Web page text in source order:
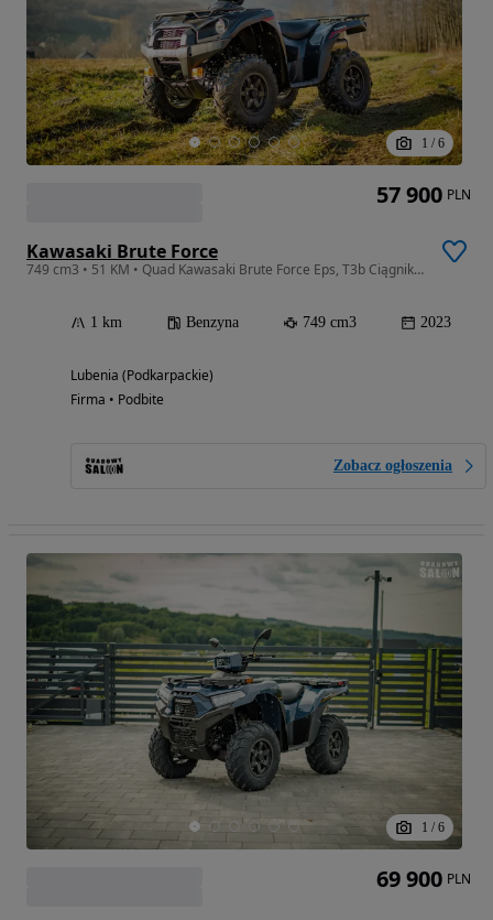
1 / 6
Kawasaki Brute Force
749 cm3 • 51 KM • Quad Kawasaki Brute Force Eps, T3b Ciągnik Rolniczy
1 km Benzyna 749 cm3 2023
Lubenia (Podkarpackie)
Firma • Podbite
Zobacz ogłoszenia
57 900 PLN
1 / 6
69 900 PLN